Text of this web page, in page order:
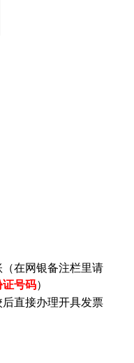
在网银备注栏里请
证号码）
后直接办理开具发票